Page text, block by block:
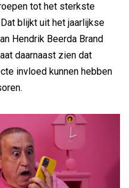
tot het sterkste
blijkt uit het jaarlijkse
Hendrik Beerda Brand
daarnaast zien dat
invloed kunnen hebben